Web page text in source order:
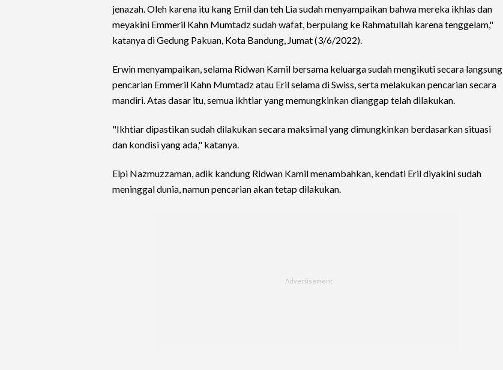
jenazah. Oleh karena itu kang Emil dan teh Lia sudah menyampaikan bahwa mereka ikhlas dan
meyakini Emmeril Kahn Mumtadz sudah wafat, berpulang ke Rahmatullah karena tenggelam,"
katanya di Gedung Pakuan, Kota Bandung, Jumat (3/6/2022).
Erwin menyampaikan, selama Ridwan Kamil bersama keluarga sudah mengikuti secara langsung
pencarian Emmeril Kahn Mumtadz atau Eril selama di Swiss, serta melakukan pencarian secara
mandiri. Atas dasar itu, semua ikhtiar yang memungkinkan dianggap telah dilakukan.
"Ikhtiar dipastikan sudah dilakukan secara maksimal yang dimungkinkan berdasarkan situasi
dan kondisi yang ada," katanya.
Elpi Nazmuzzaman, adik kandung Ridwan Kamil menambahkan, kendati Eril diyakini sudah
meninggal dunia, namun pencarian akan tetap dilakukan.